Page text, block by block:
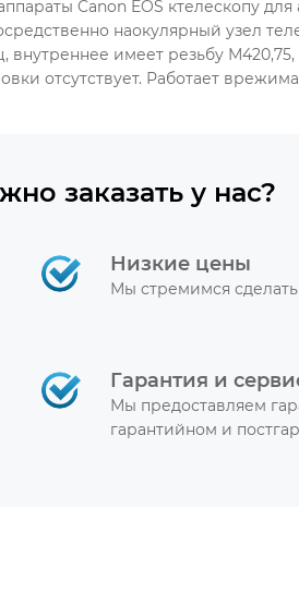
Canon EOS ктелескопу
наокулярный узел
имеет резьбу
отсутствует. Работает
заказать у нас?
Низкие цены
Мы стремимся
Гарантия и
Мы предоставляем
гарантийном и